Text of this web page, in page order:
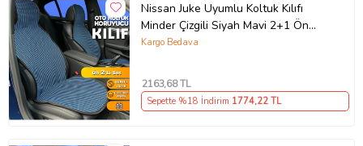
Nissan Juke Uyumlu Koltuk Kılıfı
Minder Çizgili Siyah Mavi 2+1 Ön
Arka Set
Kargo Bedava
2163,68 TL
Sepette %18 İndirim 1774,22 TL